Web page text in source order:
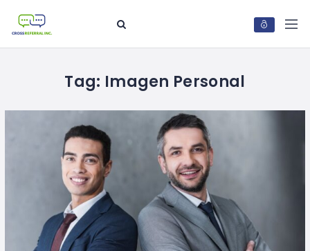
Tag: Imagen Personal